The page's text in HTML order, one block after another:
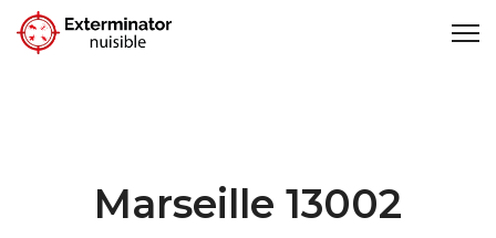
Marseille 13002